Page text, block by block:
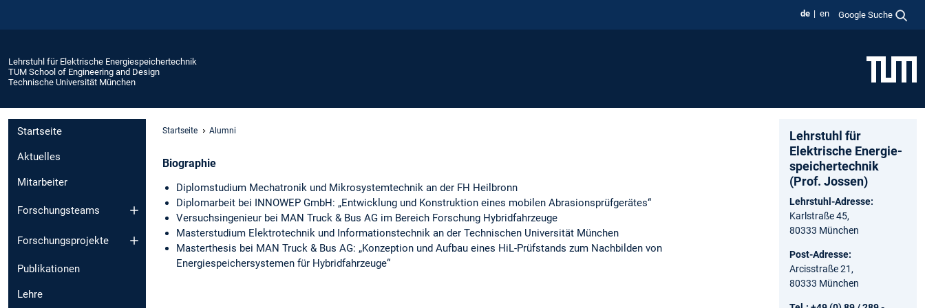
de en Google Suche
Lehrstuhl für Elektrische Energiespeichertechnik
TUM School of Engineering and Design
Technische Universität München
Startseite
Aktuelles
Mitarbeiter
Forschungsteams
Forschungsprojekte
Publikationen
Lehre
Startseite Alumni
Biographie
Diplomstudium Mechatronik und Mikrosystemtechnik an der FH Heilbronn
Diplomarbeit bei INNOWEP GmbH: „Entwicklung und Konstruktion eines mobilen Abrasionsprüfgerätes“
Versuchsingenieur bei MAN Truck & Bus AG im Bereich Forschung Hybridfahrzeuge
Masterstudium Elektrotechnik und Informationstechnik an der Technischen Universität München
Masterthesis bei MAN Truck & Bus AG: „Konzeption und Aufbau eines HiL-Prüfstands zum Nachbilden von
Energiespeichersystemen für Hybridfahrzeuge“
Lehrstuhl für
Elektrische Energie­
speicher­technik
(Prof. Jossen)
Lehrstuhl-Adresse:
Karlstraße 45,
80333 München
Post-Adresse:
Arcisstraße 21,
80333 München